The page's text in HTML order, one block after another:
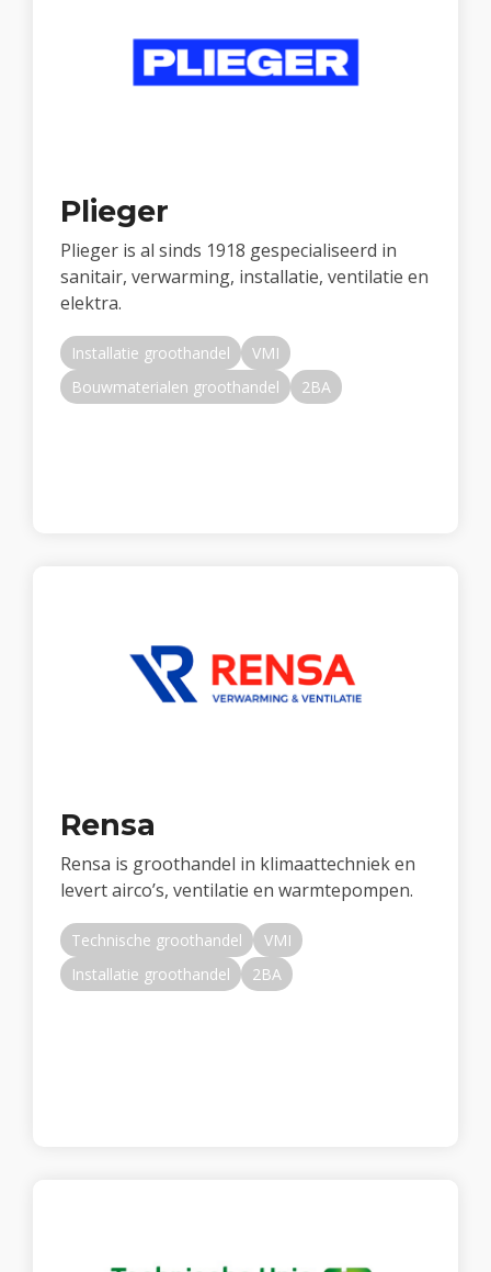
Plieger
Plieger is al sinds 1918 gespecialiseerd in
sanitair, verwarming, installatie, ventilatie en
elektra.
Installatie groothandel
VMI
Bouwmaterialen groothandel
2BA
Rensa
Rensa is groothandel in klimaattechniek en
levert airco’s, ventilatie en warmtepompen.
Technische groothandel
VMI
Installatie groothandel
2BA